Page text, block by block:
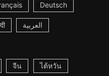
Deutsch
العربية
จีน ไต้หวัน